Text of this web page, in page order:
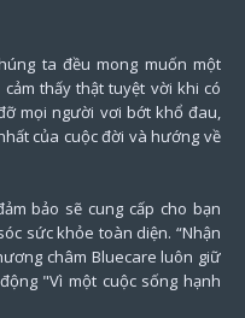
ta đều mong muốn một
thấy thật tuyệt vời khi có
mọi người vơi bớt khổ đau,
của cuộc đời và hướng về
bảo sẽ cung cấp cho bạn
sức khỏe toàn diện. “Nhận
châm Bluecare luôn giữ
"Vì một cuộc sống hạnh